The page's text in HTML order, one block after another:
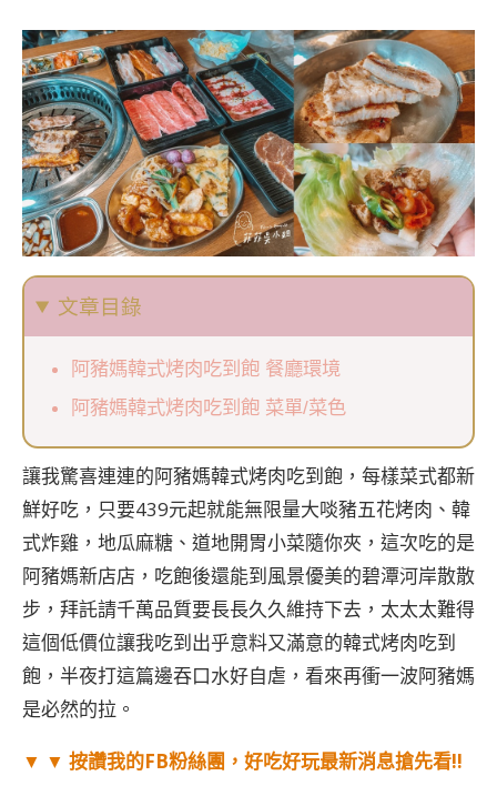
文章目錄
阿豬媽韓式烤肉吃到飽 餐廳環境
阿豬媽韓式烤肉吃到飽 菜單/菜色
讓我驚喜連連的阿豬媽韓式烤肉吃到飽，每樣菜式都新
鮮好吃，只要439元起就能無限量大啖豬五花烤肉、韓
式炸雞，地瓜麻糖、道地開胃小菜隨你夾，這次吃的是
阿豬媽新店店，吃飽後還能到風景優美的碧潭河岸散散
步，拜託請千萬品質要長長久久維持下去，太太太難得
這個低價位讓我吃到出乎意料又滿意的韓式烤肉吃到
飽，半夜打這篇邊吞口水好自虐，看來再衝一波阿豬媽
是必然的拉。
▼ ▼ 按讚我的FB粉絲團，好吃好玩最新消息搶先看!!